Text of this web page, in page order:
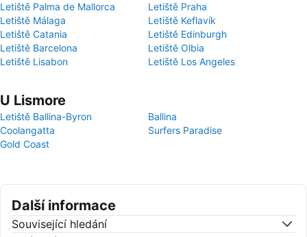
Letiště Palma de Mallorca
Letiště Praha
Letiště Málaga
Letiště Keflavík
Letiště Catania
Letiště Edinburgh
Letiště Barcelona
Letiště Olbia
Letiště Lisabon
Letiště Los Angeles
U Lismore
Letiště Ballina-Byron
Ballina
Coolangatta
Surfers Paradise
Gold Coast
Další informace
Související hledání